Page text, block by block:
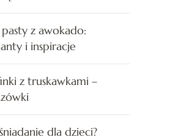
z awokado:
i inspiracje
z truskawkami –
dla dzieci?